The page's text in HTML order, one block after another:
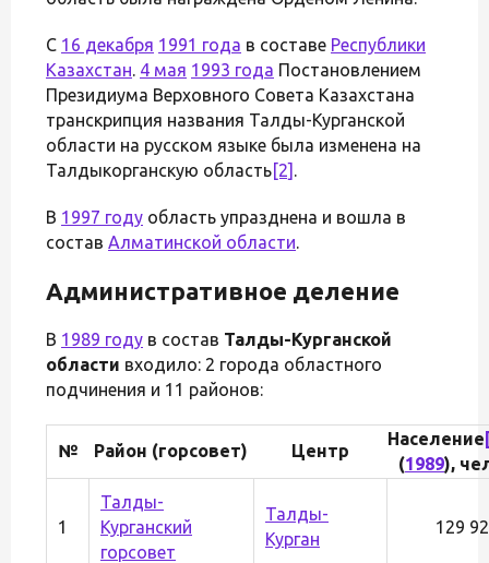
С 16 декабря 1991 года в составе Республики
Казахстан. 4 мая 1993 года Постановлением
Президиума Верховного Совета Казахстана
транскрипция названия Талды-Курганской
области на русском языке была изменена на
Талдыкорганскую область[2] .
В 1997 году область упразднена и вошла в
состав Алматинской области.
Административное деление
В 1989 году в состав Талды-Курганской
области входило: 2 города областного
подчинения и 11 районов:
№ Район (горсовет) Центр
Население
(1989),
1
Талды-
Курганский
горсовет
Талды-
Курган
129